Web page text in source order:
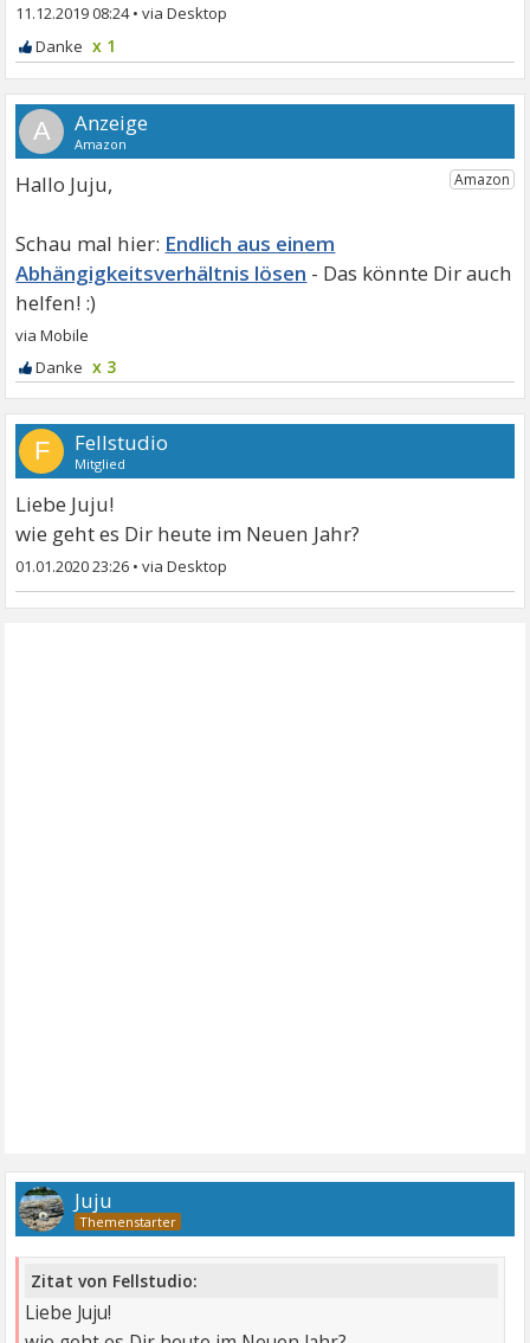
11.12.2019 08:24•
x 1
A
Hallo Juju,
Endlich aus einem
Abhängigkeitsverhältnis lösen
x 3
F Fellstudio
Mitglied
Liebe Juju!
wie geht es Dir heute im Neuen Jahr?
01.01.2020 23:26 •
Juju
Zitat von Fellstudio:
Liebe Juju!